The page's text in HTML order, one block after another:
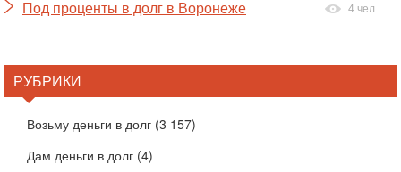
Под проценты в долг в Воронеже 4 чел.
РУБРИКИ
Возьму деньги в долг (3 157)
Дам деньги в долг (4)